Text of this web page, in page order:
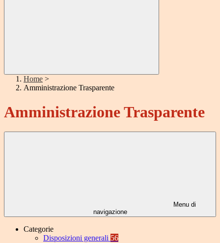
Home >
Amministrazione Trasparente
Amministrazione Trasparente
Menu di
navigazione
Categorie
Disposizioni generali 56